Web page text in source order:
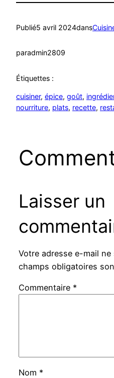
Publié5 avril 2024dans
paradmin2809
Étiquettes :
cuisiner, épice, goût,
nourriture, plats, recette,
Laisser un
Votre adresse e-mail ne
champs obligatoires
Commentaire *
Nom *